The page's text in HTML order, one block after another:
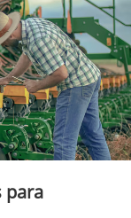
para